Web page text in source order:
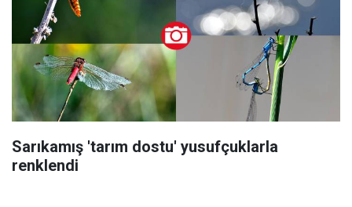
Sarıkamış 'tarım dostu' yusufçuklarla
renklendi